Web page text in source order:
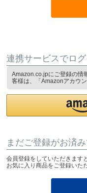
連携サービスでロ
Amazon.co.jpにご登録の情
客様は、「Amazonアカウ
まだご登録がお済
会員登録をしていただきます
お気に入り商品をご登録いた